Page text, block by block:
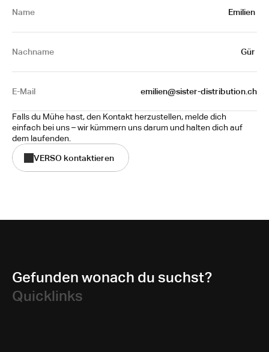
Name Emilien
Nachname Gür
E-Mail emilien@sister-distribution.ch
Falls du Mühe hast, den Kontakt herzustellen, melde dich
einfach bei uns – wir kümmern uns darum und halten dich auf
dem laufenden.
VERSO kontaktieren
Gefunden wonach du suchst?
Quicklinks